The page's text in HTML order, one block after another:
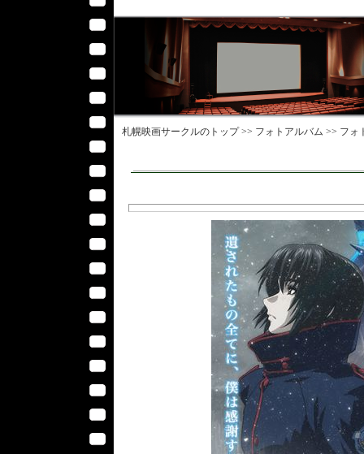
札幌映画サークルのトップ >> フォトアルバム >> フォ